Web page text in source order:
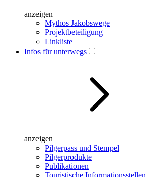
anzeigen
Mythos Jakobswege
Projektbeteiligung
Linkliste
Infos für unterwegs
anzeigen
Pilgerpass und Stempel
Pilgerprodukte
Publikationen
Touristische Informationsstellen